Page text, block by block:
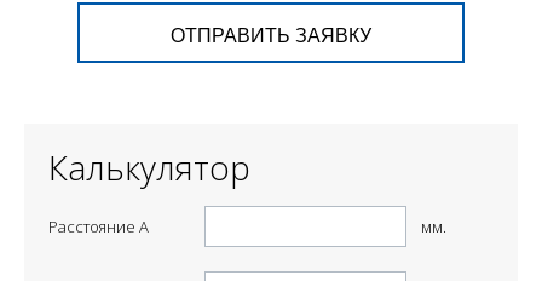
ОТПРАВИТЬ ЗАЯВКУ
Калькулятор
Расстояние А мм.